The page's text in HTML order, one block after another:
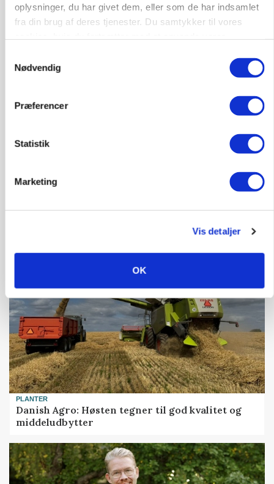
oplysninger, du har givet dem, eller som de har indsamlet
fra din brug af deres tjenester. Du samtykker til vores
Nødvendig
Præferencer
Statistik
Marketing
Vis detaljer
OK
Annonce
Loading...
PLANTER
Danish Agro: Høsten tegner til god kvalitet og
middeludbytter